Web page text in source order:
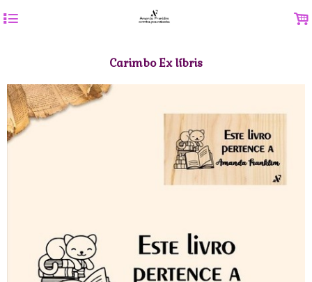
4 .
Carimbo Ex líbris